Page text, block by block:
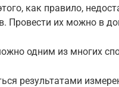
как правило,
Провести их можно в
одним из многих
результатами